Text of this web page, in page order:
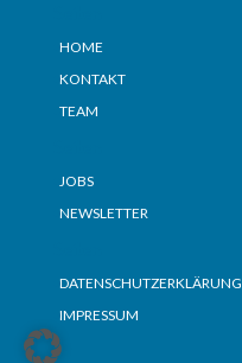
HOME
KONTAKT
TEAM
JOBS
NEWSLETTER
DATENSCHUTZERKLÄRUNG
IMPRESSUM